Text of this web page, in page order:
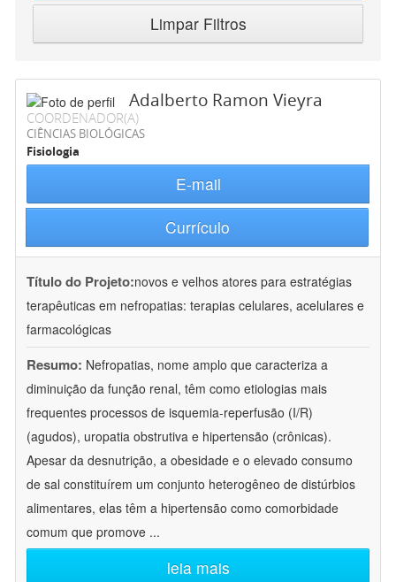
Limpar Filtros
Adalberto Ramon Vieyra
COORDENADOR(A)
CIÊNCIAS BIOLÓGICAS
Fisiologia
E-mail
Currículo
Título do Projeto:novos e velhos atores para estratégias
terapêuticas em nefropatias: terapias celulares, acelulares e
farmacológicas
Resumo: Nefropatias, nome amplo que caracteriza a
diminuição da função renal, têm como etiologias mais
frequentes processos de isquemia-reperfusão (I/R)
(agudos), uropatia obstrutiva e hipertensão (crônicas).
Apesar da desnutrição, a obesidade e o elevado consumo
de sal constituírem um conjunto heterogêneo de distúrbios
alimentares, elas têm a hipertensão como comorbidade
comum que promove ...
leia mais